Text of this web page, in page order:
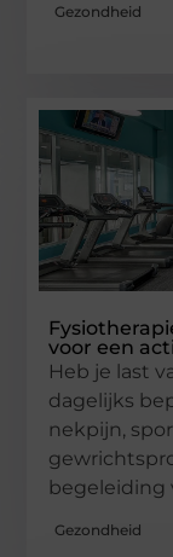
Gezondheid
voor een
Heb je last
dagelijks
nekpijn,
begeleiding
Gezondheid